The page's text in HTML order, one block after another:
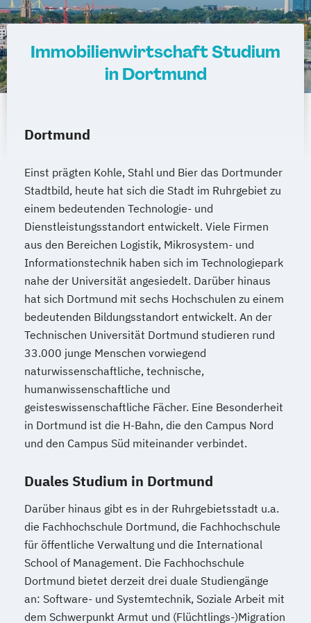
Immobilienwirtschaft Studium
in Dortmund
Dortmund
Einst prägten Kohle, Stahl und Bier das Dortmunder
Stadtbild, heute hat sich die Stadt im Ruhrgebiet zu
einem bedeutenden Technologie- und
Dienstleistungsstandort entwickelt. Viele Firmen
aus den Bereichen Logistik, Mikrosystem- und
Informationstechnik haben sich im Technologiepark
nahe der Universität angesiedelt. Darüber hinaus
hat sich Dortmund mit sechs Hochschulen zu einem
bedeutenden Bildungsstandort entwickelt. An der
Technischen Universität Dortmund studieren rund
33.000 junge Menschen vorwiegend
naturwissenschaftliche, technische,
humanwissenschaftliche und
geisteswissenschaftliche Fächer. Eine Besonderheit
in Dortmund ist die H-Bahn, die den Campus Nord
und den Campus Süd miteinander verbindet.
Duales Studium in Dortmund
Darüber hinaus gibt es in der Ruhrgebietsstadt u.a.
die Fachhochschule Dortmund, die Fachhochschule
für öffentliche Verwaltung und die International
School of Management. Die Fachhochschule
Dortmund bietet derzeit drei duale Studiengänge
an: Software- und Systemtechnik, Soziale Arbeit mit
dem Schwerpunkt Armut und (Flüchtlings-)Migration